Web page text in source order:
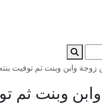
وابن وبنت ثم توفيت
وبنت ثم